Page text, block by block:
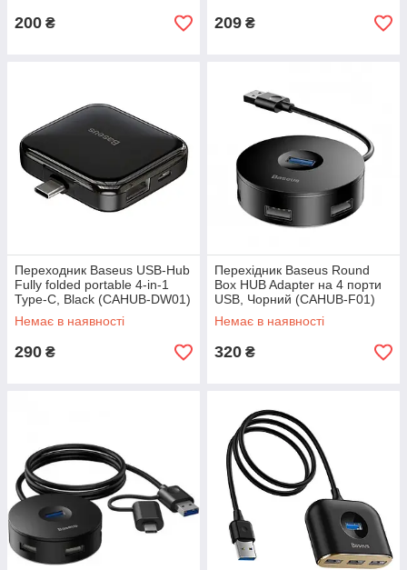
200 ₴ 209 ₴
Переходник Baseus USB-Hub
Fully folded portable 4-in-1
Type-C, Black (CAHUB-DW01)
Немає в наявності
290 ₴
Перехідник Baseus Round
Box HUB Adapter на 4 порти
USB, Чорний (CAHUB-F01)
Немає в наявності
320 ₴